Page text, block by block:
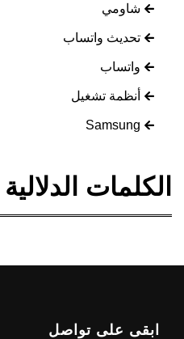
شاومي
تحديث واتساب
واتساب
أنظمة تشغيل
Samsung
الكلمات الدلالية
ابقى على تواصل